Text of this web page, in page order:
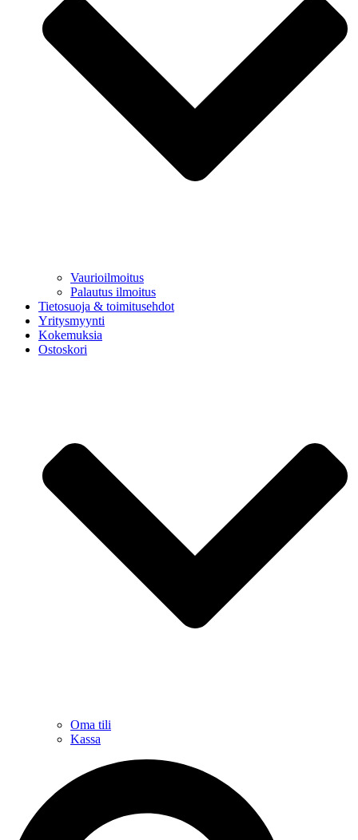
Vaurioilmoitus
Palautus ilmoitus
Tietosuoja & toimitusehdot
Yritysmyynti
Kokemuksia
Ostoskori
Oma tili
Kassa